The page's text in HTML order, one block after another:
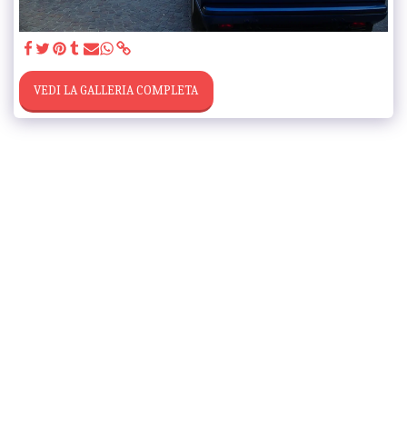
VEDI LA GALLERIA COMPLETA